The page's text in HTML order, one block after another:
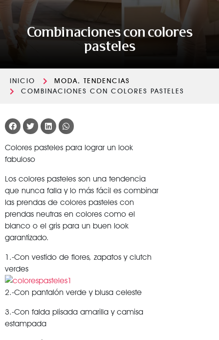
Combinaciones con colores
pasteles
INICIO MODA, TENDENCIAS
COMBINACIONES CON COLORES PASTELES
Colores pasteles para lograr un look
fabuloso
Los colores pasteles son una tendencia
que nunca falla y lo más fácil es combinar
las prendas de colores pasteles con
prendas neutras en colores como el
blanco o el gris para un buen look
garantizado.
1.-Con vestido de flores, zapatos y clutch
verdes
2.-Con pantalón verde y blusa celeste
3.-Con falda plisada amarilla y camisa
estampada